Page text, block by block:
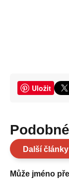
Uložit
Další články
Může jméno